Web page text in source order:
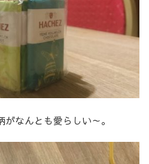
なんとも愛らしい～。